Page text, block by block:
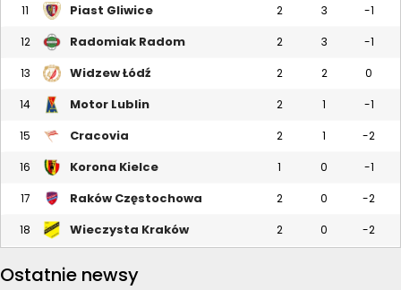
11 Piast Gliwice 2 3 -1
12 Radomiak Radom 2 3 -1
13 Widzew Łódź 2 2 0
14 Motor Lublin 2 1 -1
15 Cracovia 2 1 -2
16 Korona Kielce 1 0 -1
17 Raków Częstochowa 2 0 -2
18 Wieczysta Kraków 2 0 -2
Ostatnie newsy